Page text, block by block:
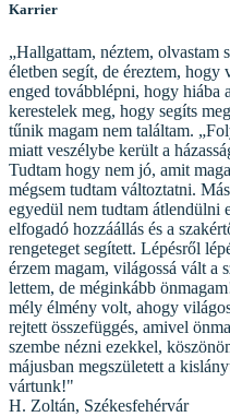
Karrier
„Hallgattam, néztem, olvastam
életben segít, de éreztem,
enged továbblépni, hogy hiába
kerestelek meg, hogy segíts
tűnik magam nem találtam.
miatt veszélybe került a
Tudtam hogy nem jó, amit
mégsem tudtam változtatni.
egyedül nem tudtam átlendülni
elfogadó hozzáállás és a
rengeteget segített. Lépésről
érzem magam, világossá vált a
lettem, de méginkább
mély élmény volt, ahogy
rejtett összefüggés, amivel
szembe nézni ezekkel,
májusban megszületett a
vártunk!"
H. Zoltán, Székesfehérvár